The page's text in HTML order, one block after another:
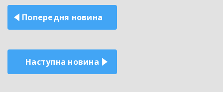
Навігація
записів
Попередня новина
Наступна новина